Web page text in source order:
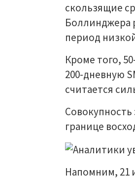
скользящие
Боллинджера
период
Кроме того,
200-дневную
считается
границе
Напомним, 21